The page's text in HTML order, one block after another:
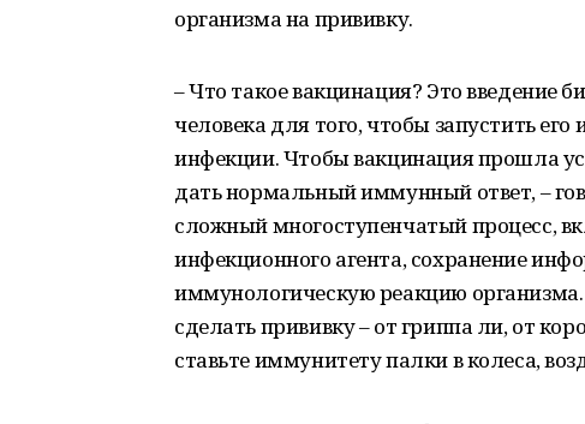
организма на прививку.
– Что такое вакцинация? Это введение
человека для того, чтобы запустить
инфекции. Чтобы вакцинация прошла
дать нормальный иммунный ответ, –
сложный многоступенчатый процесс,
инфекционного агента, сохранение
иммунологическую реакцию
сделать прививку – от гриппа ли, от
ставьте иммунитету палки в колеса,